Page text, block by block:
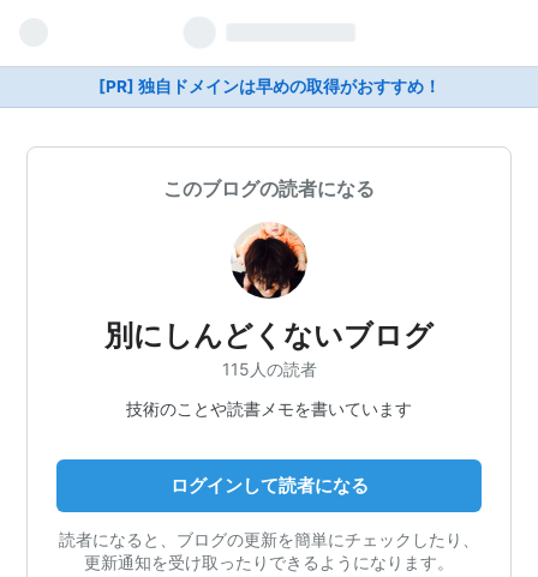
[PR] 独自ドメインは早めの取得がおすすめ！
このブログの読者になる
別にしんどくないブログ
115人の読者
技術のことや読書メモを書いています
ログインして読者になる
読者になると、ブログの更新を簡単にチェックしたり、
更新通知を受け取ったりできるようになります。